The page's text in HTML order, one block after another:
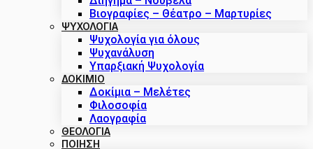
Βιογραφίες – Θέατρο – Μαρτυρίες
ΨΥΧΟΛΟΓΙΑ
Ψυχολογία για όλους
Ψυχανάλυση
Υπαρξιακή Ψυχολογία
ΔΟΚΊΜΙΟ
Δοκίμια – Μελέτες
Φιλοσοφία
Λαογραφία
ΘΕΟΛΟΓΙΑ
ΠΟΙΗΣΗ